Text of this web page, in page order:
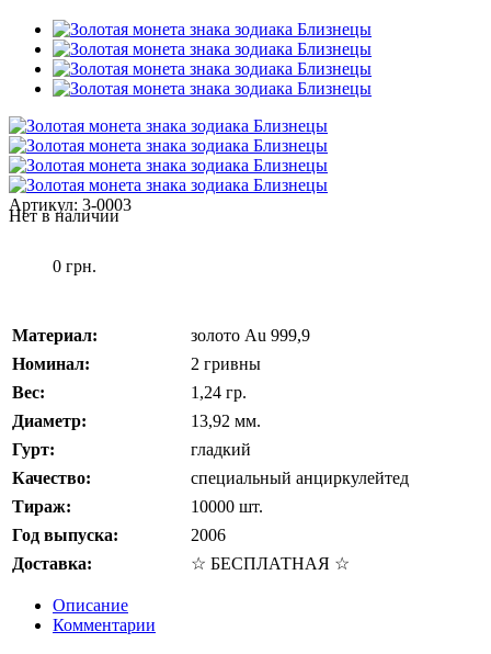
Артикул: 3-0003
Нет в наличии
0 грн.
Материал:
золото Au 999,9
Номинал:
2 гривны
Вес:
1,24 гр.
Диаметр:
13,92 мм.
Гурт:
гладкий
Качество:
специальный анциркулейтед
Тираж:
10000 шт.
Год выпуска:
2006
Доставка:
☆ БЕСПЛАТНАЯ ☆
Описание
Комментарии